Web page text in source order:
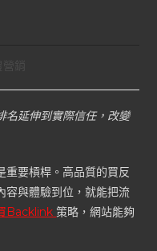
名延伸到實際信任，改變
重要槓桿。高品質的買反
容與體驗到位，就能把流
Backlink 策略，網站能夠